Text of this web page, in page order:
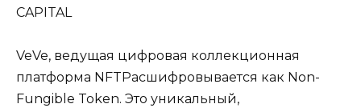
CAPITAL
VeVe, ведущая цифровая коллекционная
платформа NFTРасшифровывается как Non-
Fungible Token. Это уникальный,